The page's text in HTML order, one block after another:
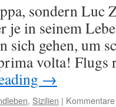
sondern Luc
je in seinem
sich gehen, um
volta! Flugs
→
, Sizilien |